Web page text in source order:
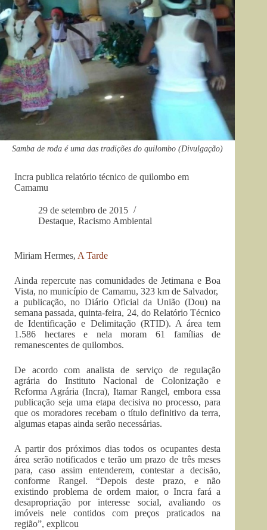
Samba de roda é uma das tradições do quilombo (Divulgação)
Incra publica relatório técnico de quilombo em
Camamu
29 de setembro de 2015
Destaque, Racismo Ambiental
Miriam Hermes, A Tarde
Ainda repercute nas comunidades de Jetimana e Boa
Vista, no município de Camamu, 323 km de Salvador,
a publicação, no Diário Oficial da União (Dou) na
semana passada, quinta-feira, 24, do Relatório Técnico
de Identificação e Delimitação (RTID). A área tem
1.586 hectares e nela moram 61 famílias de
remanescentes de quilombos.
De acordo com analista de serviço de regulação
agrária do Instituto Nacional de Colonização e
Reforma Agrária (Incra), Itamar Rangel, embora essa
publicação seja uma etapa decisiva no processo, para
que os moradores recebam o título definitivo da terra,
algumas etapas ainda serão necessárias.
A partir dos próximos dias todos os ocupantes desta
área serão notificados e terão um prazo de três meses
para, caso assim entenderem, contestar a decisão,
conforme Rangel. “Depois deste prazo, e não
existindo problema de ordem maior, o Incra fará a
desapropriação por interesse social, avaliando os
imóveis nele contidos com preços praticados na
região”, explicou